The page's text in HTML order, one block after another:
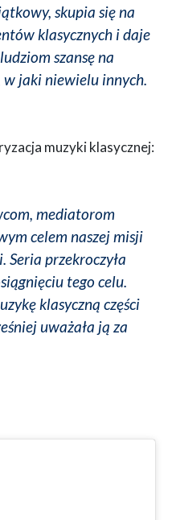
skupia się na
klasycznych i daje
szansę na
w jaki niewielu innych.
muzyki klasycznej:
mediatorom
celem naszej misji
Seria przekroczyła
tego celu.
klasyczną części
uważała ją za